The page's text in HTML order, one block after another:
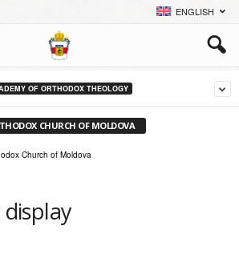
ENGLISH
OF ORTHODOX THEOLOGY
CHURCH OF MOLDOVA
Church of Moldova